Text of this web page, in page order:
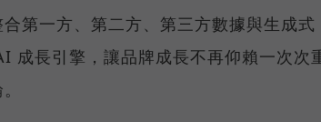
第一方、第二方、第三方數據與生成式
成長引擎，讓品牌成長不再仰賴一次次